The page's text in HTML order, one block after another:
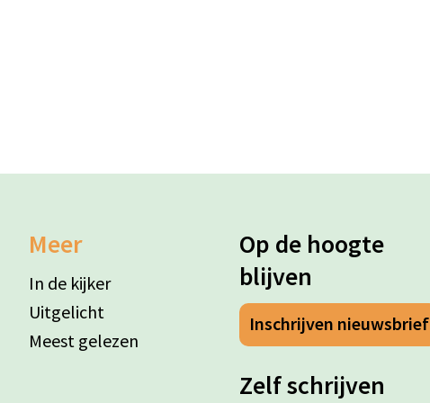
Meer
In de kijker
Uitgelicht
Meest gelezen
Op de hoogte
blijven
Inschrijven nieuwsbrief
Zelf schrijven